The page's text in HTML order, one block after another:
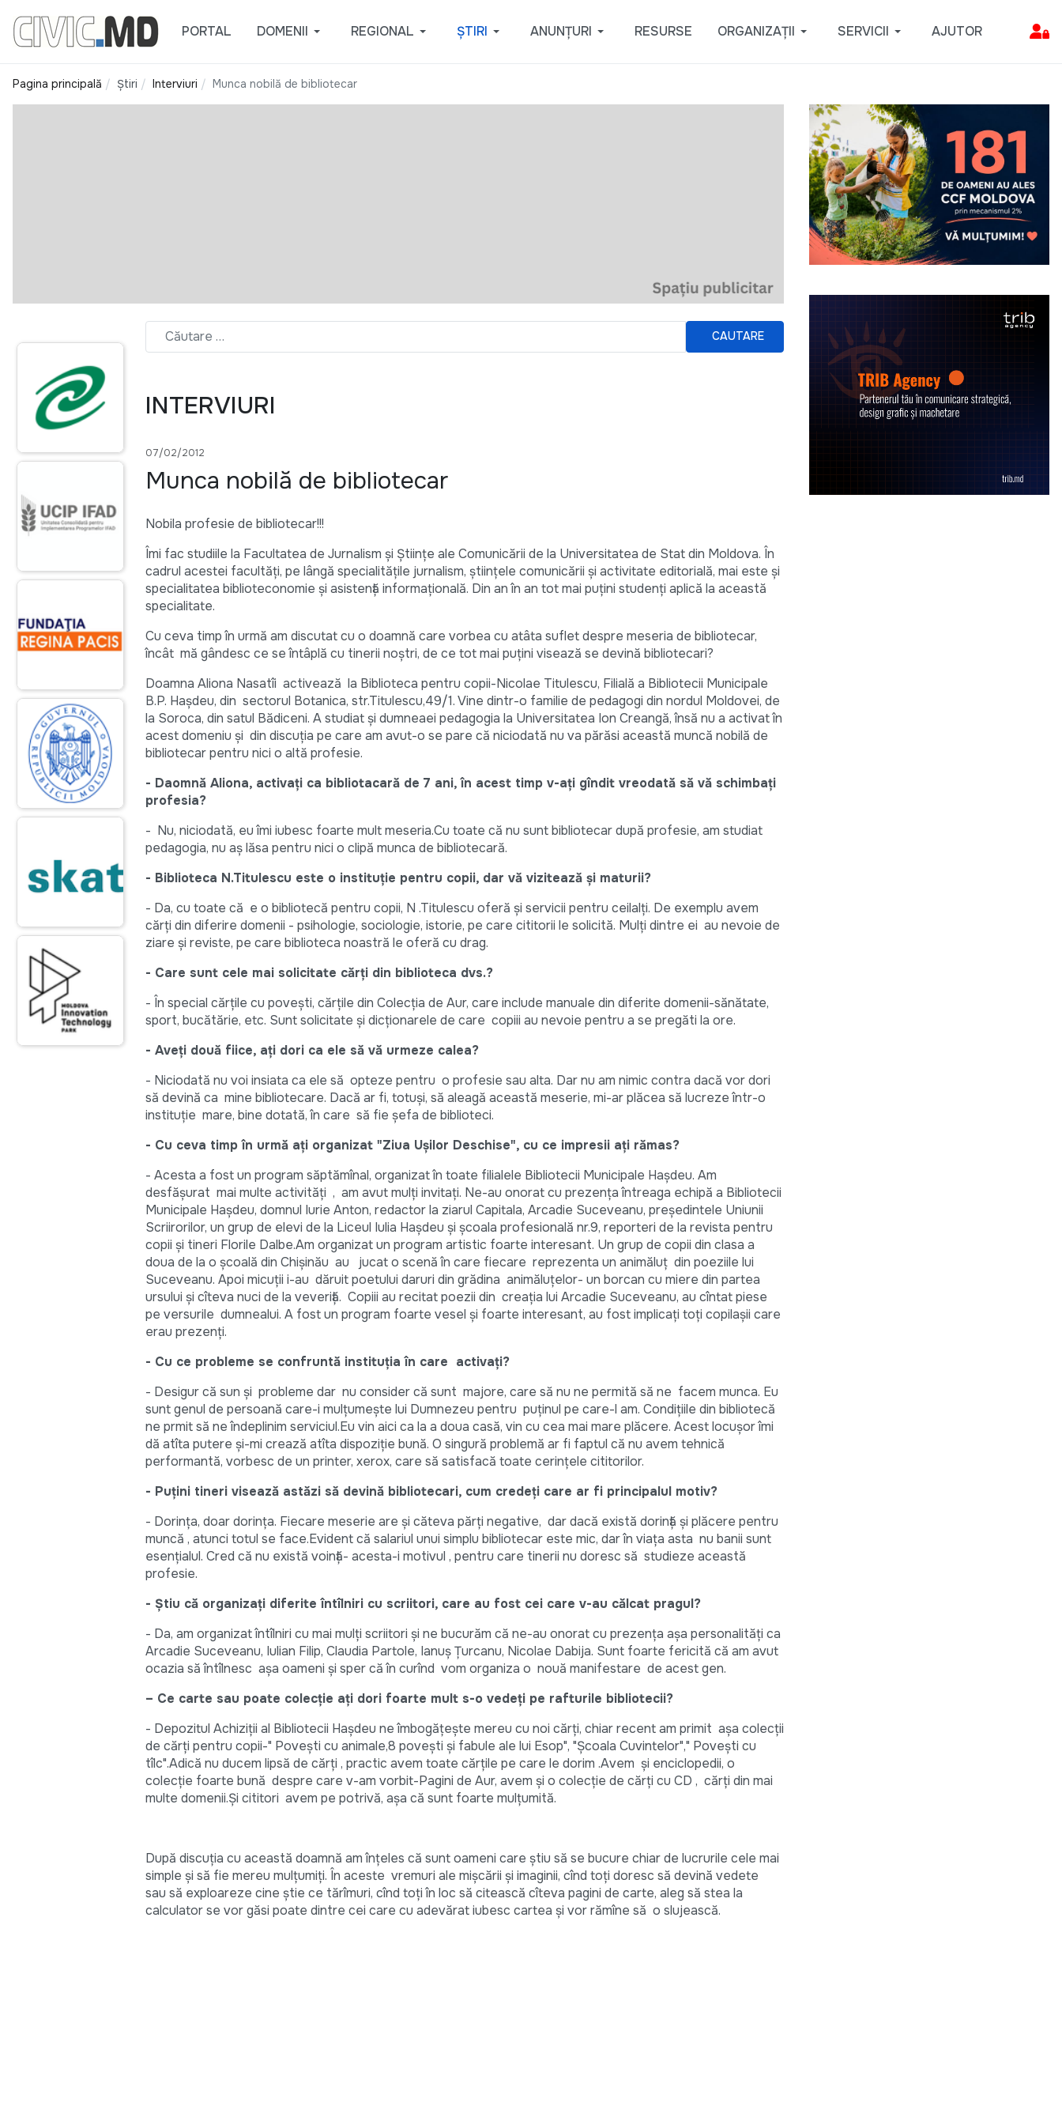
PORTAL DOMENII REGIONAL ȘTIRI ANUNȚURI RESURSE ORGANIZAȚII SERVICII AJUTOR
Pagina principală Știri Interviuri Munca nobilă de bibliotecar
CAUTARE
INTERVIURI
07/02/2012
Munca nobilă de bibliotecar
Nobila profesie de bibliotecar!!!
Îmi fac studiile la Facultatea de Jurnalism și Științe ale Comunicării de la Universitatea de Stat din Moldova. În
cadrul acestei facultăți, pe lângă specialitățile jurnalism, științele comunicării și activitate editorială, mai este și
specialitatea biblioteconomie și asistență informațională. Din an în an tot mai puțini studenți aplică la această
specialitate.
Cu ceva timp în urmă am discutat cu o doamnă care vorbea cu atâta suflet despre meseria de bibliotecar,
încât mă gândesc ce se întâplă cu tinerii noștri, de ce tot mai puțini visează se devină bibliotecari?
Doamna Aliona Nasatîi activează la Biblioteca pentru copii-Nicolae Titulescu, Filială a Bibliotecii Municipale
B.P. Hașdeu, din sectorul Botanica, str.Titulescu,49/1. Vine dintr-o familie de pedagogi din nordul Moldovei, de
la Soroca, din satul Bădiceni. A studiat și dumneaei pedagogia la Universitatea Ion Creangă, însă nu a activat în
acest domeniu și din discuția pe care am avut-o se pare că niciodată nu va părăsi această muncă nobilă de
bibliotecar pentru nici o altă profesie.
- Daomnă Aliona, activați ca bibliotacară de 7 ani, în acest timp v-ați gîndit vreodată să vă schimbați
profesia?
- Nu, niciodată, eu îmi iubesc foarte mult meseria.Cu toate că nu sunt bibliotecar după profesie, am studiat
pedagogia, nu aș lăsa pentru nici o clipă munca de bibliotecară.
- Biblioteca N.Titulescu este o instituție pentru copii, dar vă vizitează și maturii?
- Da, cu toate că e o bibliotecă pentru copii, N .Titulescu oferă și servicii pentru ceilalți. De exemplu avem
cărți din diferire domenii - psihologie, sociologie, istorie, pe care cititorii le solicită. Mulți dintre ei au nevoie de
ziare și reviste, pe care biblioteca noastră le oferă cu drag.
- Care sunt cele mai solicitate cărți din biblioteca dvs.?
- În special cărțile cu povești, cărțile din Colecția de Aur, care include manuale din diferite domenii-sănătate,
sport, bucătărie, etc. Sunt solicitate și dicționarele de care copiii au nevoie pentru a se pregăti la ore.
- Aveți două fiice, ați dori ca ele să vă urmeze calea?
- Niciodată nu voi insiata ca ele să opteze pentru o profesie sau alta. Dar nu am nimic contra dacă vor dori
să devină ca mine bibliotecare. Dacă ar fi, totuși, să aleagă această meserie, mi-ar plăcea să lucreze într-o
instituție mare, bine dotată, în care să fie șefa de biblioteci.
- Cu ceva timp în urmă ați organizat "Ziua Ușilor Deschise", cu ce impresii ați rămas?
- Acesta a fost un program săptămînal, organizat în toate filialele Bibliotecii Municipale Hașdeu. Am
desfășurat mai multe activități , am avut mulți invitați. Ne-au onorat cu prezența întreaga echipă a Bibliotecii
Municipale Hașdeu, domnul Iurie Anton, redactor la ziarul Capitala, Arcadie Suceveanu, președintele Uniunii
Scriirorilor, un grup de elevi de la Liceul Iulia Hașdeu și școala profesională nr.9, reporteri de la revista pentru
copii și tineri Florile Dalbe.Am organizat un program artistic foarte interesant. Un grup de copii din clasa a
doua de la o școală din Chișinău au jucat o scenă în care fiecare reprezenta un animăluț din poeziile lui
Suceveanu. Apoi micuții i-au dăruit poetului daruri din grădina animăluțelor- un borcan cu miere din partea
ursului și cîteva nuci de la veveriță. Copiii au recitat poezii din creația lui Arcadie Suceveanu, au cîntat piese
pe versurile dumnealui. A fost un program foarte vesel și foarte interesant, au fost implicați toți copilașii care
erau prezenți.
- Cu ce probleme se confruntă instituția în care activați?
- Desigur că sun și probleme dar nu consider că sunt majore, care să nu ne permită să ne facem munca. Eu
sunt genul de persoană care-i mulțumește lui Dumnezeu pentru puținul pe care-l am. Condițiile din bibliotecă
ne prmit să ne îndeplinim serviciul.Eu vin aici ca la a doua casă, vin cu cea mai mare plăcere. Acest locușor îmi
dă atîta putere și-mi crează atîta dispoziție bună. O singură problemă ar fi faptul că nu avem tehnică
performantă, vorbesc de un printer, xerox, care să satisfacă toate cerințele cititorilor.
- Puțini tineri visează astăzi să devină bibliotecari, cum credeți care ar fi principalul motiv?
- Dorința, doar dorința. Fiecare meserie are și căteva părți negative, dar dacă există dorință și plăcere pentru
muncă , atunci totul se face.Evident că salariul unui simplu bibliotecar este mic, dar în viața asta nu banii sunt
esențialul. Cred că nu există voință- acesta-i motivul , pentru care tinerii nu doresc să studieze această
profesie.
- Știu că organizați diferite întîlniri cu scriitori, care au fost cei care v-au călcat pragul?
- Da, am organizat întîlniri cu mai mulți scriitori și ne bucurăm că ne-au onorat cu prezența așa personalități ca
Arcadie Suceveanu, Iulian Filip, Claudia Partole, Ianuș Țurcanu, Nicolae Dabija. Sunt foarte fericită că am avut
ocazia să întîlnesc așa oameni și sper că în curînd vom organiza o nouă manifestare de acest gen.
– Ce carte sau poate colecție ați dori foarte mult s-o vedeți pe rafturile bibliotecii?
- Depozitul Achiziții al Bibliotecii Hașdeu ne îmbogățește mereu cu noi cărți, chiar recent am primit așa colecții
de cărți pentru copii-" Povești cu animale,8 povești și fabule ale lui Esop", "Școala Cuvintelor"," Povești cu
tîlc".Adică nu ducem lipsă de cărți , practic avem toate cărțile pe care le dorim .Avem și enciclopedii, o
colecție foarte bună despre care v-am vorbit-Pagini de Aur, avem și o colecție de cărți cu CD , cărți din mai
multe domenii.Și cititori avem pe potrivă, așa că sunt foarte mulțumită.
După discuția cu această doamnă am înțeles că sunt oameni care știu să se bucure chiar de lucrurile cele mai
simple și să fie mereu mulțumiți. În aceste vremuri ale mișcării și imaginii, cînd toți doresc să devină vedete
sau să exploareze cine știe ce tărîmuri, cînd toți în loc să citească cîteva pagini de carte, aleg să stea la
calculator se vor găsi poate dintre cei care cu adevărat iubesc cartea și vor rămîne să o slujească.